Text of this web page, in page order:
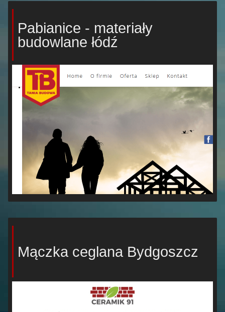
Pabianice - materiały
budowlane łódź
Mączka ceglana Bydgoszcz